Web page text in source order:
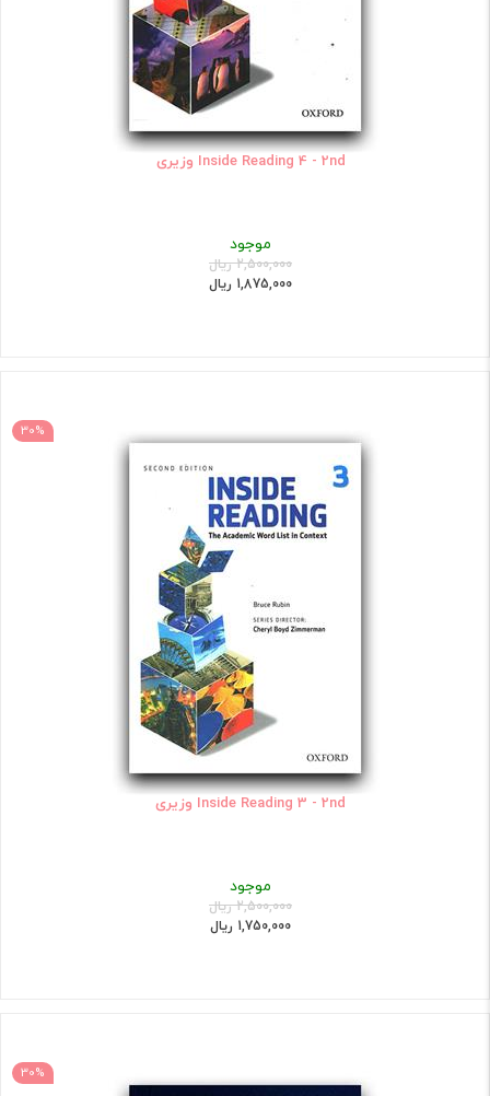
Inside Reading 4 - 2nd وزیری
موجود
2,500,000 ریال
1,875,000 ریال
30%
Inside Reading 3 - 2nd وزیری
موجود
2,500,000 ریال
1,750,000 ریال
30%